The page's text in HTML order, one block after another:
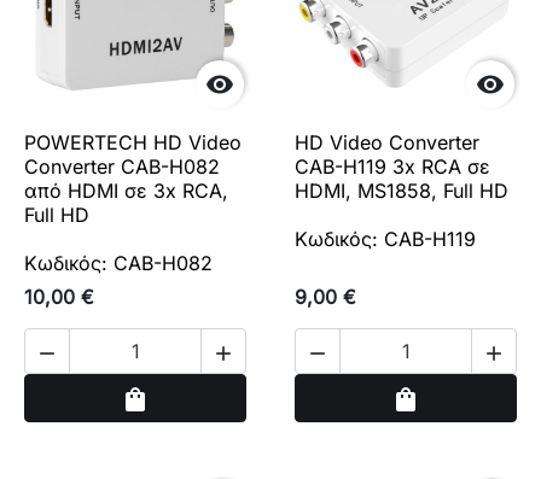

POWERTECH HD Video
Converter CAB-H082
από HDMI σε 3x RCA,
Full HD
Κωδικός: CAB-H082
10,00 €
 
shopping_bag

HD Video Converter
CAB-H119 3x RCA σε
HDMI, MS1858, Full HD
Κωδικός: CAB-H119
9,00 €
 
shopping_bag